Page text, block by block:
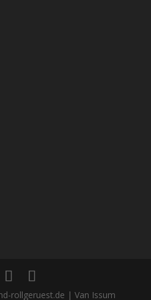
rollgeruest.de | Van Issum